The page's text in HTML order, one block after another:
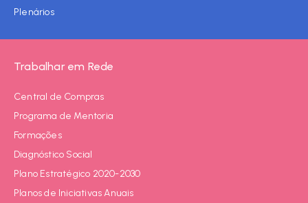
Plenários
Trabalhar em Rede
Central de Compras
Programa de Mentoria
Formações
Diagnóstico Social
Plano Estratégico 2020-2030
Planos de Iniciativas Anuais